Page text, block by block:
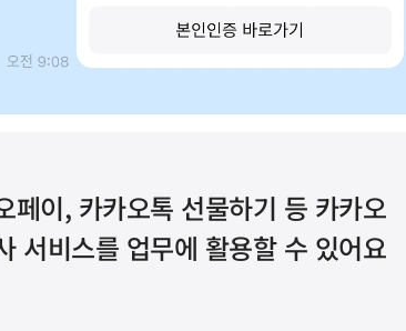
페이, 카카오톡 선물하기 등 카카오
서비스를 업무에 활용할 수 있어요